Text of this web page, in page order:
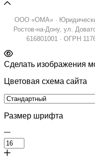
ООО «ОМА» ·
Ростов-на-Дону, ул.
616801001 · ОГРН
Сделать изображения
Цветовая схема сайта
Размер шрифта